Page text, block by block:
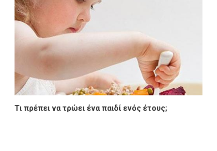
Τι πρέπει να τρώει ένα παιδί ενός έτους;